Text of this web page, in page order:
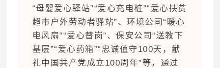
“母婴爱心驿站”“爱心充电桩”“爱心扶贫
超市户外劳动者驿站”、环境公司“暖心
电风扇”“爱心替岗”、保安公司“送教下
基层”“爱心药箱”“忠诚值守100天，献
礼中国共产党成立100周年”等，通过